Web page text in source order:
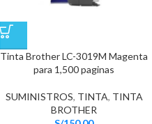
Tinta Brother LC-3019M Magenta
para 1,500 paginas
SUMINISTROS, TINTA, TINTA
BROTHER